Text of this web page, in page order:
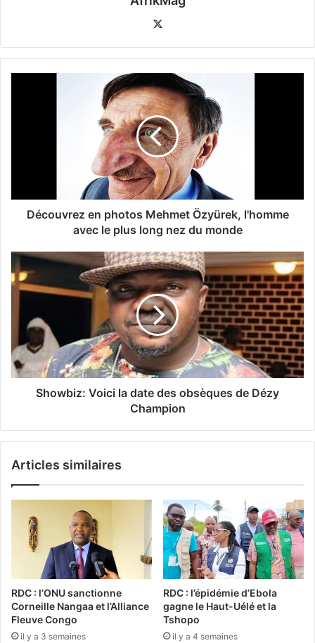
Découvrez en photos Mehmet Özyürek, l'homme
avec le plus long nez du monde
Showbiz: Voici la date des obsèques de Dézy
Champion
Articles similaires
RDC : l’ONU sanctionne
Corneille Nangaa et l’Alliance
Fleuve Congo
il y a 3 semaines
RDC : l’épidémie d’Ebola
gagne le Haut-Uélé et la
Tshopo
il y a 4 semaines